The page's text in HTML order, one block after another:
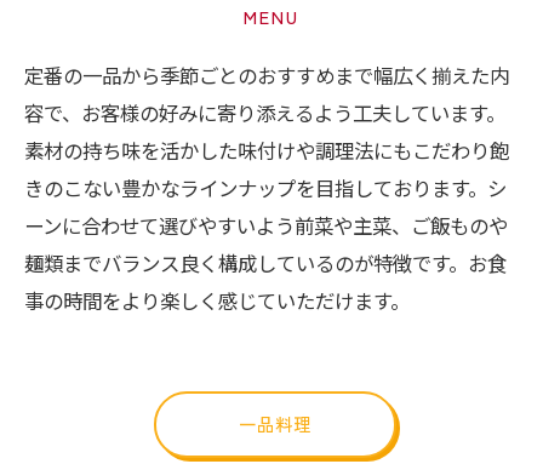
MENU
定番の一品から季節ごとのおすすめまで幅広く揃えた内
容で、お客様の好みに寄り添えるよう工夫しています。
素材の持ち味を活かした味付けや調理法にもこだわり飽
きのこない豊かなラインナップを目指しております。シ
ーンに合わせて選びやすいよう前菜や主菜、ご飯ものや
麺類までバランス良く構成しているのが特徴です。お食
事の時間をより楽しく感じていただけます。
一品料理